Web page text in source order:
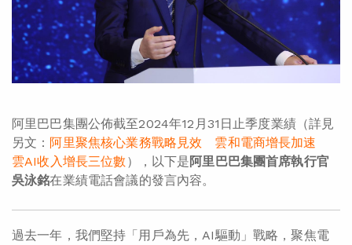
阿里巴巴集團公佈截至2024年12月31日止季度業績（詳見
另文： 阿里聚焦核心業務戰略見效 雲和電商增長加速
雲AI收入增長三位數 ），以下是阿里巴巴集團首席執行官
吳泳銘在業績電話會議的發言內容。
過去一年，我們堅持「用戶為先，AI驅動」戰略，聚焦電